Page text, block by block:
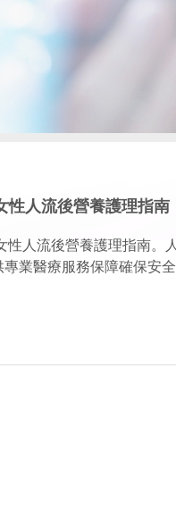
性人流後營養護理指南
人流後營養護理指南。
業醫療服務保障確保安全